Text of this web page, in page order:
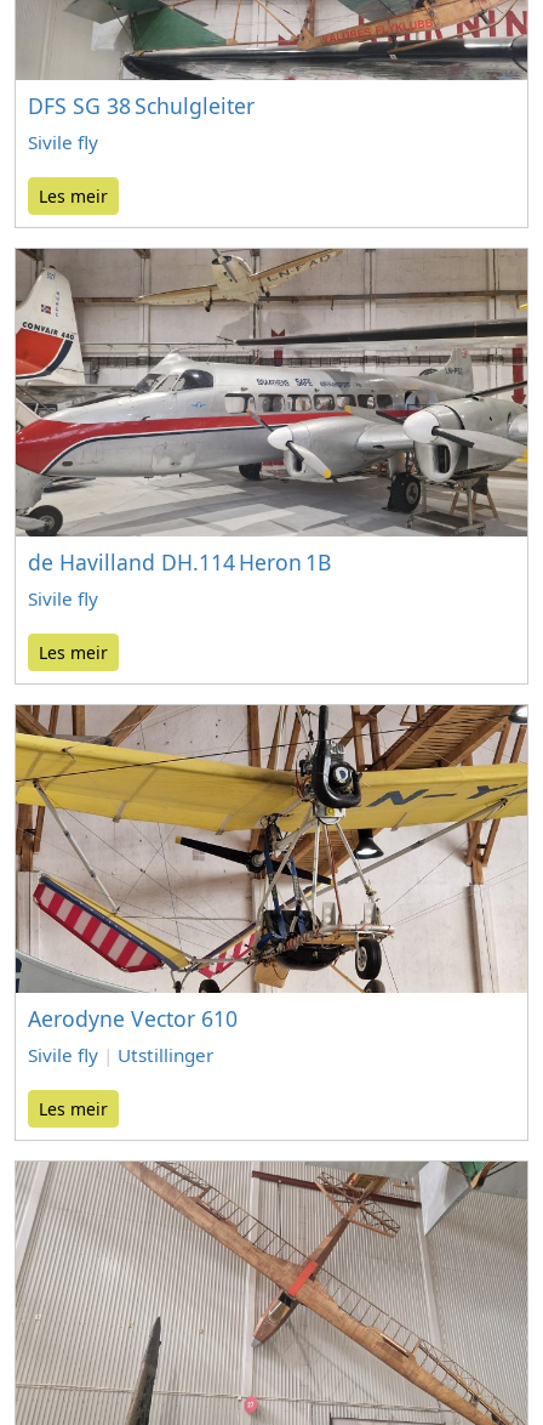
DFS SG 38 Schulgleiter
Sivile fly
Les meir
de Havilland DH.114 Heron 1B
Sivile fly
Les meir
Aerodyne Vector 610
Sivile fly | Utstillinger
Les meir